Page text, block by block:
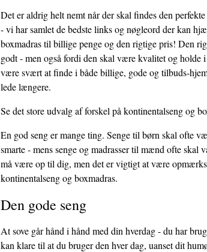
Det er aldrig helt nemt når der skal findes den
- vi har samlet de bedste links og nøgleord der kan
boxmadras til billige penge og den rigtige pris! Den
godt - men også fordi den skal være kvalitet og holde
være svært at finde i både billige, gode og tilbuds-
lede længere.
Se det store udvalg af forskel på kontinentalseng og
En god seng er mange ting. Senge til børn skal ofte
smarte - mens senge og madrasser til mænd ofte
må være op til dig, men det er vigtigt at være
kontinentalseng og boxmadras.
Den gode seng
At sove går hånd i hånd med din hverdag - du har
kan klare til at du bruger den hver dag, uanset dit